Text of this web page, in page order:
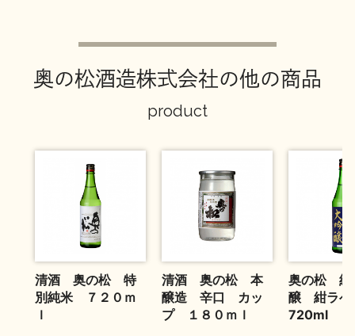
奥の松酒造株式会社の他の商品
product
清酒 奥の松 特
別純米 ７２０ｍ
ｌ
清酒 奥の松 本
醸造 辛口 カッ
プ １８０ｍｌ
奥の松 純
醸 紺ラ
720ml